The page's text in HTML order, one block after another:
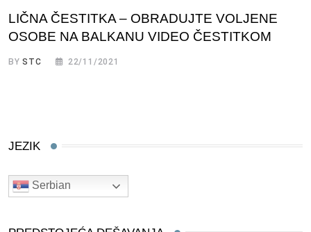
LIČNA ČESTITKA – OBRADUJTE VOLJENE
OSOBE NA BALKANU VIDEO ČESTITKOM
BYSTC 22/11/2021
JEZIK
Serbian